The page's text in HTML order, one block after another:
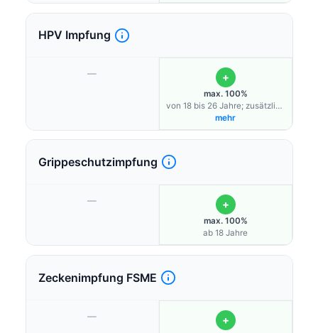
HPV Impfung
— +
max. 100%
von 18 bis 26 Jahre; zusätzlich
kostenfreier HPV-
Früherkennungstest für zu
Hause für Frauen zwischen 20
mehr
Grippeschutzimpfung
— +
max. 100%
ab 18 Jahre
Zeckenimpfung FSME
— +